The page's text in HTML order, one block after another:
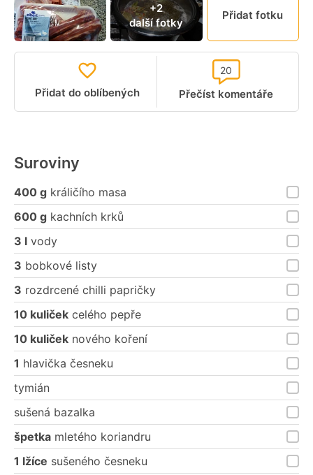
+2
další fotky
Přidat fotku
Přidat do oblíbených Přečíst komentáře
20
Suroviny
400 g králičího masa
600 g kachních krků
3 l vody
3 bobkové listy
3 rozdrcené chilli papričky
10 kuliček celého pepře
10 kuliček nového koření
1 hlavička česneku
tymián
sušená bazalka
špetka mletého koriandru
1 lžíce sušeného česneku